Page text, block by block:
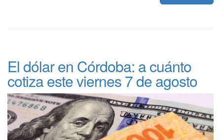
El dólar en Córdoba: a cuánto
cotiza este viernes 7 de agosto